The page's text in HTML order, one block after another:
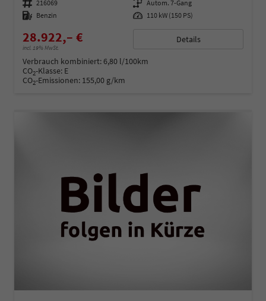
Fahrzeugnummer 216069 Getriebe Autom. 7-Gang
Kraftstoff Benzin Leistung 110 kW (150 PS)
28.922,– €
incl. 19% MwSt.
Details
Verbrauch kombiniert:6,80 l/100km
CO2-Klasse: E
CO2-Emissionen: 155,00 g/km